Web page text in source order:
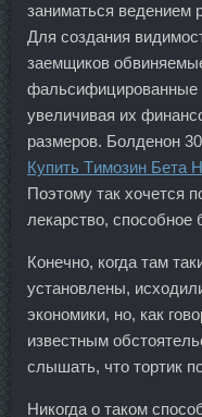
заниматься ведением
Для создания
заемщиков
фальсифицированные
увеличивая их
размеров. Болденон
Купить Tимозин Бета
Поэтому так хочется
лекарство, способное
Конечно, когда там
установлены,
экономики, но, как
известным
слышать, что тортик
Никогда о таком